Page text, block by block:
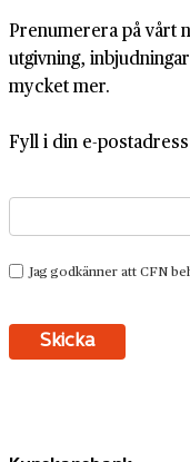
Prenumerera på vårt
utgivning,
mycket mer.
Fyll i din e-